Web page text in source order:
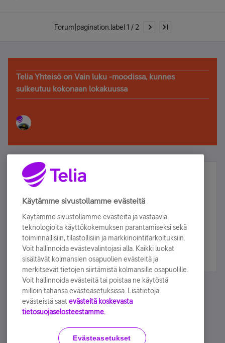
Forum|pagination.label 1 / 2
Telia Yhteisö on Vain luku -moodissa, kunnes
sulkeutuu kokonaan lokakuussa
Älä jää paitsi – osallistu ja voita!
Tilaa Telian uutiskirje ja olet mukana arvonnassa.
sähköpostiisi.
Tilaa nyt
Käyttöehdot Accessibility statement
Käytämme sivustollamme evästeitä
Käytämme sivustollamme evästeitä ja vastaavia
teknologioita käyttökokemuksen parantamiseksi sekä
toiminnallisiin, tilastollisiin ja markkinointitarkoituksiin.
Voit hallinnoida evästevalintojasi alla. Kaikki luokat
sisältävät kolmansien osapuolien evästeitä ja
merkitsevät tietojen siirtämistä kolmansille osapuolille.
Voit hallinnoida evästeitä tai poistaa ne käytöstä
milloin tahansa evästeasetuksissa. Lisätietoja
evästeistä saat evästeitä koskevasta
tietosuojaselosteestamme.
Evästeasetukset